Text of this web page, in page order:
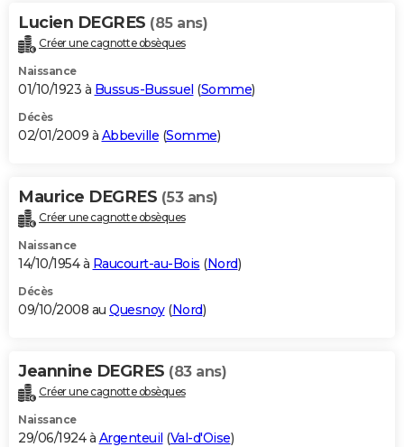
Lucien DEGRES (85 ans)
Créer une cagnotte obsèques
Naissance
01/10/1923 à Bussus-Bussuel (Somme)
Décès
02/01/2009 à Abbeville (Somme)
Maurice DEGRES (53 ans)
Créer une cagnotte obsèques
Naissance
14/10/1954 à Raucourt-au-Bois (Nord)
Décès
09/10/2008 au Quesnoy(Nord)
Jeannine DEGRES (83 ans)
Créer une cagnotte obsèques
Naissance
29/06/1924 à Argenteuil (Val-d'Oise)